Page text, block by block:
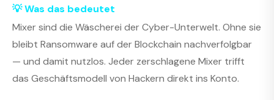
💡 Was das bedeutet
Mixer sind die Wäscherei der Cyber-Unterwelt. Ohne sie
bleibt Ransomware auf der Blockchain nachverfolgbar
— und damit nutzlos. Jeder zerschlagene Mixer trifft
das Geschäftsmodell von Hackern direkt ins Konto.